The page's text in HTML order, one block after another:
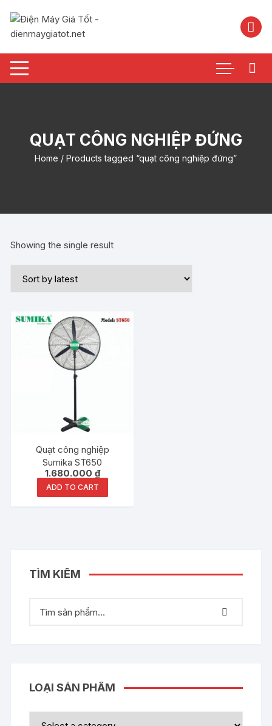
nội
QUẠT CÔNG NGHIỆP ĐỨNG
Home / Products tagged “quạt công nghiệp đứng”
Showing the single result
Quạt công nghiệp
Sumika ST650
1.680.000 ₫
ADD TO CART
TÌM KIẾM
LOẠI SẢN PHẨM